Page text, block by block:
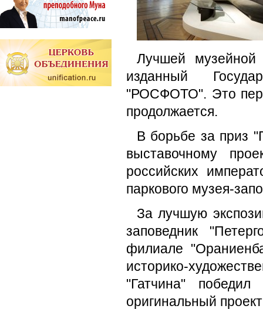
Лучшей музейной
изданный
"РОСФОТО". Это
продолжается.
В борьбе за приз
выставочному
российских
паркового музея-
За лучшую
заповедник
филиале
историко-
"Гатчина"
оригинальный